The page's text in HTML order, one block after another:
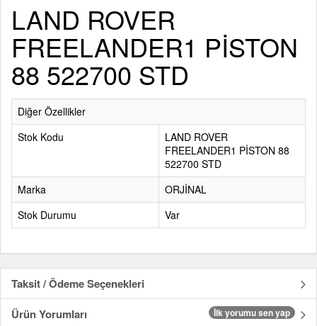
LAND ROVER
FREELANDER1 PİSTON
88 522700 STD
Diğer Özellikler
Stok Kodu
LAND ROVER
FREELANDER1 PİSTON 88
522700 STD
Marka
ORJİNAL
Stok Durumu
Var
Taksit / Ödeme Seçenekleri
Ürün Yorumları
İlk yorumu sen yap